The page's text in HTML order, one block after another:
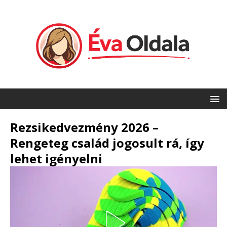
Rezsikedvezmény 2026 –
Rengeteg család jogosult rá, így
lehet igényelni